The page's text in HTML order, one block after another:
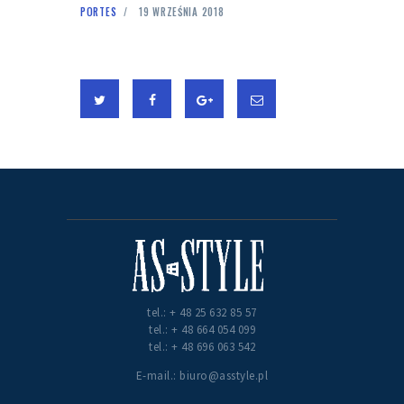
PORTES 19 WRZEŚNIA 2018
tel.: + 48 25 632 85 57
tel.: + 48 664 054 099
tel.: + 48 696 063 542
E-mail.: biuro@asstyle.pl